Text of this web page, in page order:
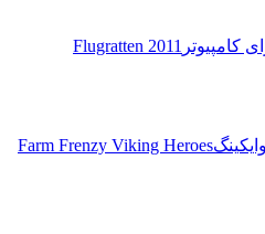
Flugratten 2011
Farm Frenzy Viking Heroes